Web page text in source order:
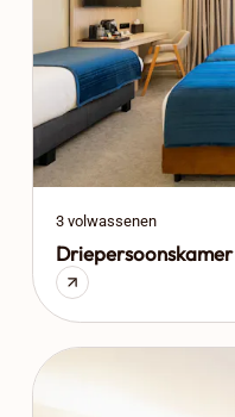
3 volwassenen
Driepersoonskamer